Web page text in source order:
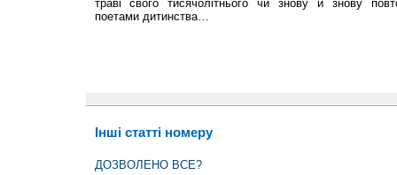
траві свого тисячолітнього чи знову й знову
поетами дитинства…
Інші статті номеру
ДОЗВОЛЕНО ВСЕ?